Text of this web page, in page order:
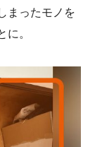
まったモノを
。